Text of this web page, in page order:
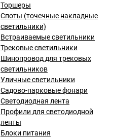
Торшеры
Споты (точечные накладные
светильники)
Встраиваемые светильники
Трековые светильники
Шинопровод для трековых
светильников
Уличные светильники
Садово-парковые фонари
Светодиодная лента
Профили для светодиодной
ленты
Блоки питания